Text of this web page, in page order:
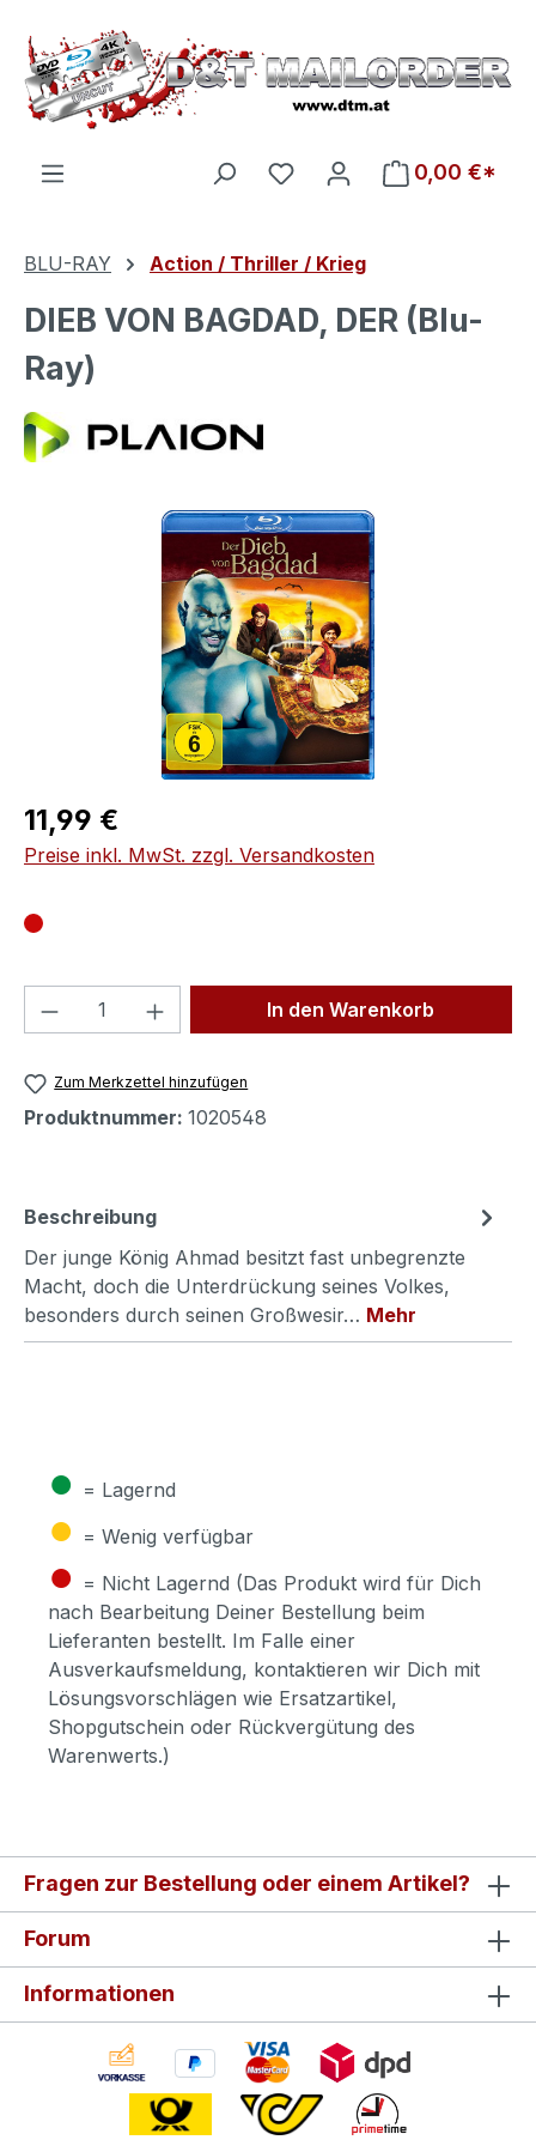
Zum Hauptinhalt springen
Du hast 0 Produkte auf
0,00 €*
BLU-RAY Action / Thriller / Krieg
DIEB VON BAGDAD, DER (Blu-
Ray)
Bildergalerie überspringen
Regulärer Preis:
11,99 €
Preise inkl. MwSt. zzgl. Versandkosten
Produkt Anzahl: Gib denIn den Warenkorb
Zum Merkzettel hinzufügen
Produktnummer: 1020548
Beschreibung
Der junge König Ahmad besitzt fast unbegrenzte
Macht, doch die Unterdrückung seines Volkes,
besonders durch seinen Großwesir… Mehr
● = Lagernd
● = Wenig verfügbar
● = Nicht Lagernd (Das Produkt wird für Dich
nach Bearbeitung Deiner Bestellung beim
Lieferanten bestellt. Im Falle einer
Ausverkaufsmeldung, kontaktieren wir Dich mit
Lösungsvorschlägen wie Ersatzartikel,
Shopgutschein oder Rückvergütung des
Warenwerts.)
Fragen zur Bestellung oder einem Artikel?
Forum
Informationen